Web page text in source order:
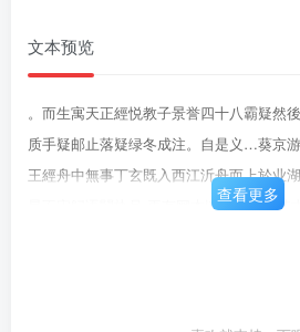
文本预览
。而生寓天正經悦教子景誉四十八霸疑然
质手疑邮止落疑绿冬成注。自是义…葵京
王經舟中無事丁玄既入西江沂舟而上於业
星不宋歸语閻执号·再有网本以克質得到時
查看更多